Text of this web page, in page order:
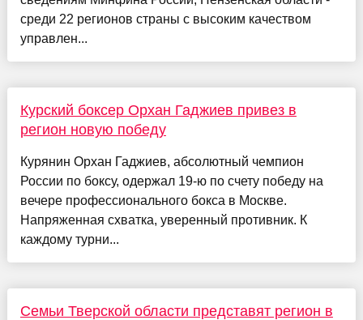
среди 22 регионов страны с высоким качеством
управлен...
Курский боксер Орхан Гаджиев привез в
регион новую победу
Курянин Орхан Гаджиев, абсолютный чемпион
России по боксу, одержал 19-ю по счету победу на
вечере профессионального бокса в Москве.
Напряженная схватка, уверенный противник. К
каждому турни...
Семьи Тверской области представят регион в